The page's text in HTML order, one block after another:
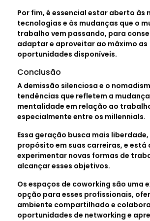
Por fim, é essencial estar aberto às
tecnologias e às mudanças que o
trabalho vem passando, para
adaptar e aproveitar ao máximo as
oportunidades disponíveis.
Conclusão
A demissão silenciosa e o
tendências que refletem a
mentalidade em relação ao
especialmente entre os millennials.
Essa geração busca mais
propósito em suas carreiras, e está
experimentar novas formas de
alcançar esses objetivos.
Os espaços de coworking são uma
opção para esses profissionais,
ambiente compartilhado e
oportunidades de networking e